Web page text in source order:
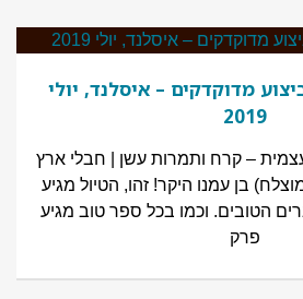
מדוקדקים – איסלנד, יולי
2019
– קרח ותמרות עשן | חבלי ארץ
בן עמנו היקר! זהו, הטיול מגיע
הטובים. וכמו בכל ספר טוב מגיע
פרק